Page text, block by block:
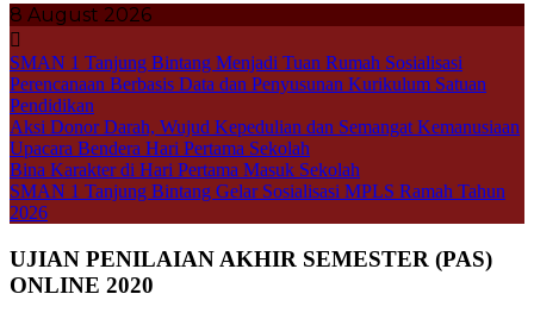
8 August 2026
SMAN 1 Tanjung Bintang Menjadi Tuan Rumah Sosialisasi
Perencanaan Berbasis Data dan Penyusunan Kurikulum Satuan
Pendidikan
Aksi Donor Darah, Wujud Kepedulian dan Semangat Kemanusiaan
Upacara Bendera Hari Pertama Sekolah
Bina Karakter di Hari Pertama Masuk Sekolah
SMAN 1 Tanjung Bintang Gelar Sosialisasi MPLS Ramah Tahun
2026
UJIAN PENILAIAN AKHIR SEMESTER (PAS)
ONLINE 2020